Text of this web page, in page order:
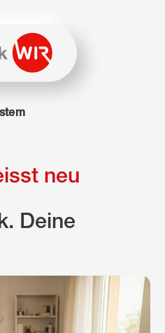
wird JavaScript benötigt.
neu
Deine